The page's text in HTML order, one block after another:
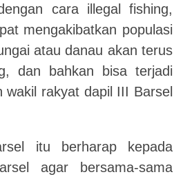
cara illegal fishing,
mengakibatkan populasi
atau danau akan terus
dan bahkan bisa terjadi
wakil rakyat dapil III Barsel
itu berharap kepada
agar bersama-sama